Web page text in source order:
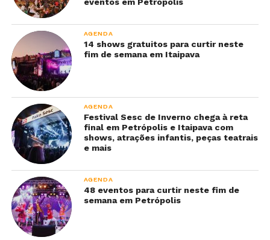
AGENDA
14 shows gratuitos para curtir neste
fim de semana em Itaipava
AGENDA
Festival Sesc de Inverno chega à reta
final em Petrópolis e Itaipava com
shows, atrações infantis, peças teatrais
e mais
AGENDA
48 eventos para curtir neste fim de
semana em Petrópolis